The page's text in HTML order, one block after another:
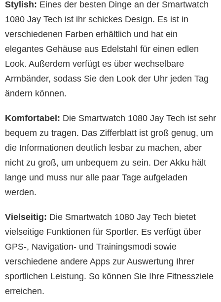
Stylish: Eines der besten Dinge an der Smartwatch
1080 Jay Tech ist ihr schickes Design. Es ist in
verschiedenen Farben erhältlich und hat ein
elegantes Gehäuse aus Edelstahl für einen edlen
Look. Außerdem verfügt es über wechselbare
Armbänder, sodass Sie den Look der Uhr jeden Tag
ändern können.
Komfortabel: Die Smartwatch 1080 Jay Tech ist sehr
bequem zu tragen. Das Zifferblatt ist groß genug, um
die Informationen deutlich lesbar zu machen, aber
nicht zu groß, um unbequem zu sein. Der Akku hält
lange und muss nur alle paar Tage aufgeladen
werden.
Vielseitig: Die Smartwatch 1080 Jay Tech bietet
vielseitige Funktionen für Sportler. Es verfügt über
GPS-, Navigation- und Trainingsmodi sowie
verschiedene andere Apps zur Auswertung Ihrer
sportlichen Leistung. So können Sie Ihre Fitnessziele
erreichen.